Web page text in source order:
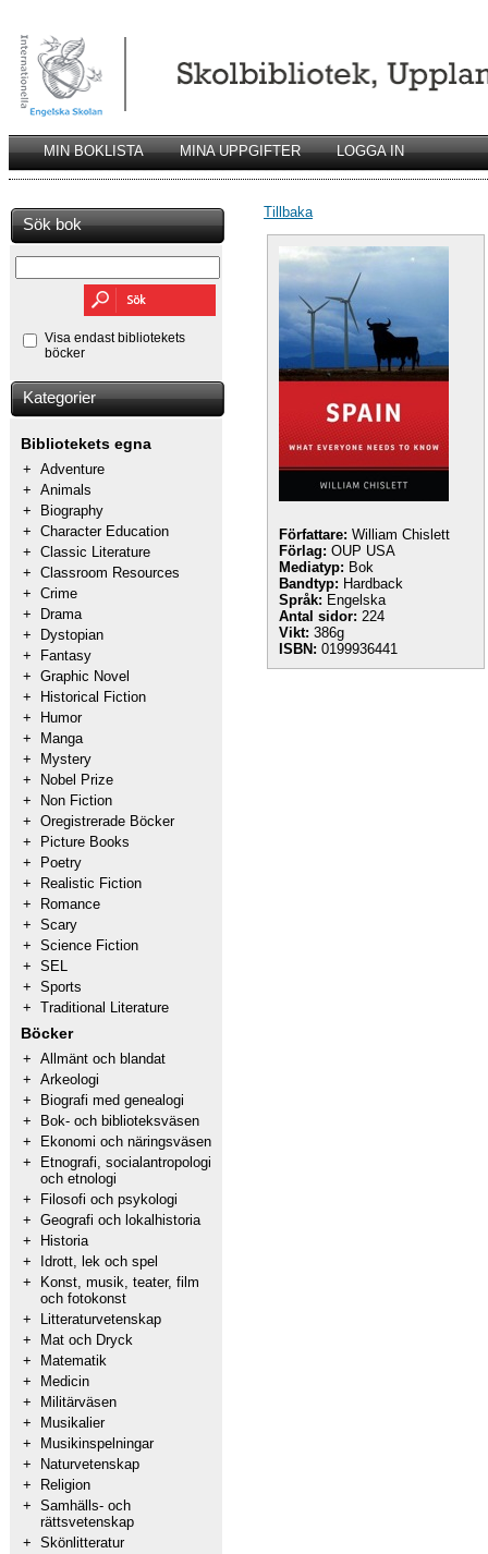
MIN BOKLISTA MINA UPPGIFTER LOGGA IN
Sök bok
Visa endast bibliotekets
böcker
Kategorier
Bibliotekets egna
+ Adventure
+ Animals
+
Biography
+ Character Education
+ Classic Literature
+ Classroom Resources
+ Crime
+
Drama
+
Dystopian
+
Fantasy
+ Graphic Novel
+
Historical Fiction
+
Humor
+
Manga
+
Mystery
+
Nobel Prize
+
Non Fiction
+ Oregistrerade Böcker
+
Picture Books
+
Poetry
+
Realistic Fiction
+
Romance
+ Scary
+ Science Fiction
+ SEL
+ Sports
+ Traditional Literature
Böcker
+ Allmänt och blandat
+ Arkeologi
+
Biografi med genealogi
+
Bok- och biblioteksväsen
+
Ekonomi och näringsväsen
+
Etnografi, socialantropologi
och etnologi
+
Filosofi och psykologi
+ Geografi och lokalhistoria
+
Historia
+
Idrott, lek och spel
+
Konst, musik, teater, film
och fotokonst
+
Litteraturvetenskap
+
Mat och Dryck
+
Matematik
+
Medicin
+
Militärväsen
+
Musikalier
+
Musikinspelningar
+
Naturvetenskap
+
Religion
+ Samhälls- och
rättsvetenskap
+ Skönlitteratur
Tillbaka
Författare: William Chislett
Förlag: OUP USA
Mediatyp: Bok
Bandtyp: Hardback
Språk: Engelska
Antal sidor: 224
Vikt: 386g
ISBN: 0199936441